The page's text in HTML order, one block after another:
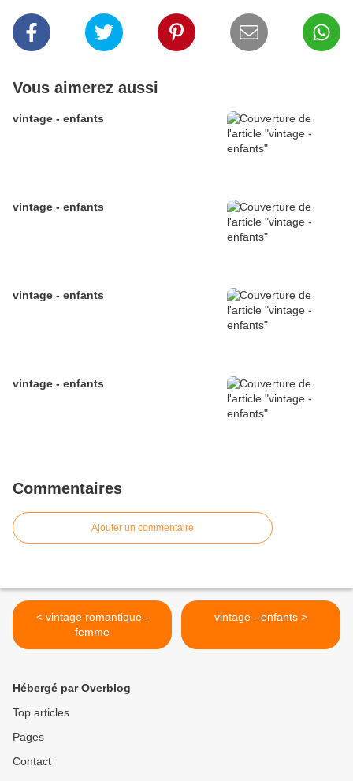
Vous aimerez aussi
vintage - enfants
vintage - enfants
vintage - enfants
vintage - enfants
Commentaires
Ajouter un commentaire
< vintage romantique -
femme
vintage - enfants >
Hébergé par Overblog
Top articles
Pages
Contact